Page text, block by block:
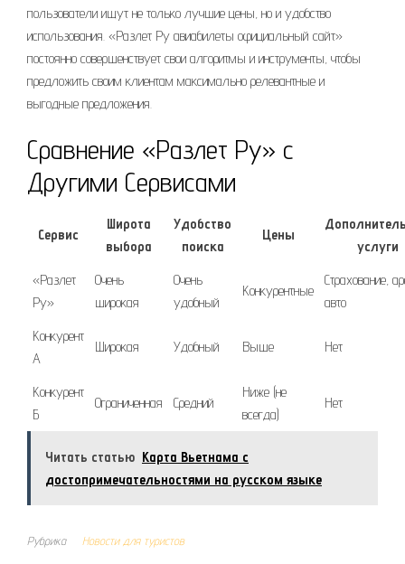
пользователи ищут не только лучшие цены, но и удобство
использования. «Разлет Ру авиабилеты официальный сайт»
постоянно совершенствует свои алгоритмы и инструменты, чтобы
предложить своим клиентам максимально релевантные и
выгодные предложения.
Сравнение «Разлет Ру» с
Другими Сервисами
Сервис
Широта
выбора
Удобство
поиска
Цены
услуги
«Разлет
Ру»
Очень
широкая
Очень
удобный
Конкурентные
Страхование,
авто
Конкурент
А
Широкая Удобный Выше Нет
Конкурент
Б
Ограниченная Средний
Ниже (не
всегда)
Нет
Читать статью Карта Вьетнама с
достопримечательностями на русском языке
Рубрика Новости для туристов